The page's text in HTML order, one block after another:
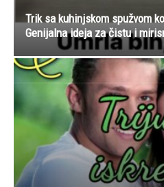
Trik sa kuhinjskom spužvom
Genijalna ideja za čistu i